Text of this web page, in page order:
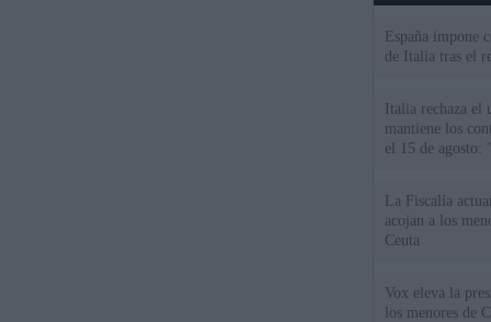
España impone
de Italia tras el
Italia rechaza
mantiene los
el 15 de agosto:
La Fiscalía
acojan a los
Ceuta
Vox eleva la
los menores de